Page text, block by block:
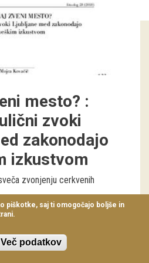
mesto? :
zvoki
zakonodajo
izkustvom
zvonjenju cerkvenih
piškotke, saj ti omogočajo boljše in
Več podatkov